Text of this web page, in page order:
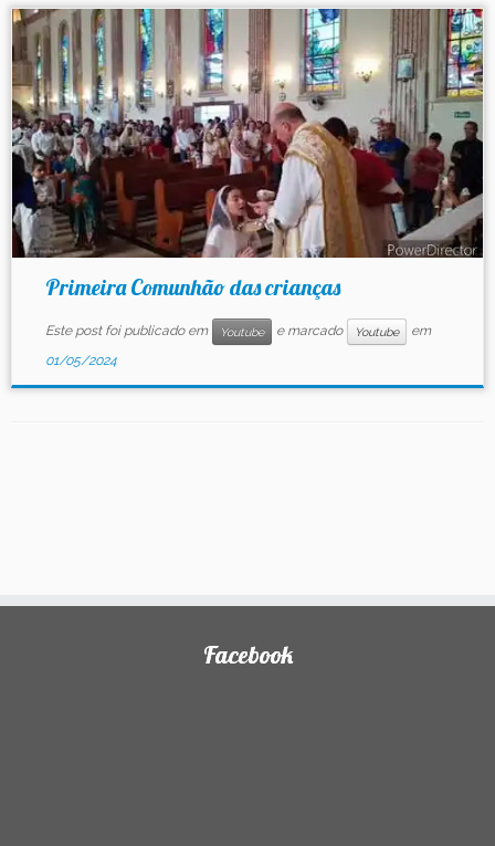
Primeira Comunhão das crianças
Este post foi publicado em Youtube e marcado Youtube
em
01/05/2024
Facebook